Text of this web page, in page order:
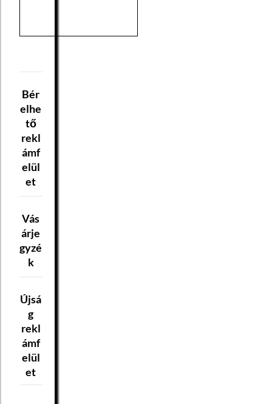
Bér
elhe
tő
rekl
ámf
elül
et
Vás
árje
gyzé
k
Újsá
g
rekl
ámf
elül
et